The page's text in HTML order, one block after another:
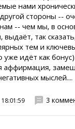
нами
стороны --
-- чем мы, в
так
тем и
уже идёт как
аффирмация,
мыслей....
3